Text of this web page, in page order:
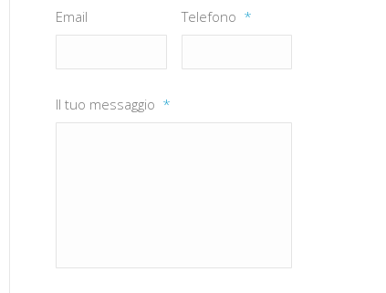
Email Telefono *
Il tuo messaggio *